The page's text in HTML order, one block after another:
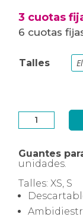
3 cuotas
6 cuotas
Talles
Guantes
látex
para
DEXAL
x
100
cantidad
Guantes
unidades.
Talles: XS, S